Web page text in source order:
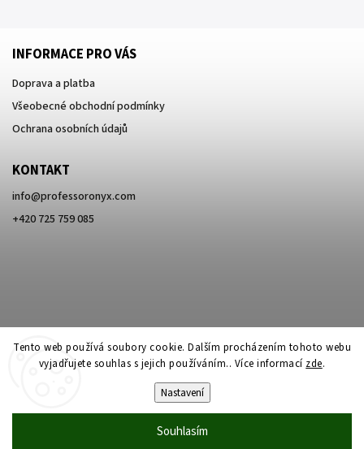
Tento web používá soubory cookie. Dalším procházením tohoto webu
vyjadřujete souhlas s jejich používáním.. Více informací zde.
Nastavení
Souhlasím
INFORMACE PRO VÁS
Doprava a platba
Všeobecné obchodní podmínky
Ochrana osobních údajů
KONTAKT
info@professoronyx.com
+420 725 759 085
Professor Onyx. Všechna práva vyhrazena.